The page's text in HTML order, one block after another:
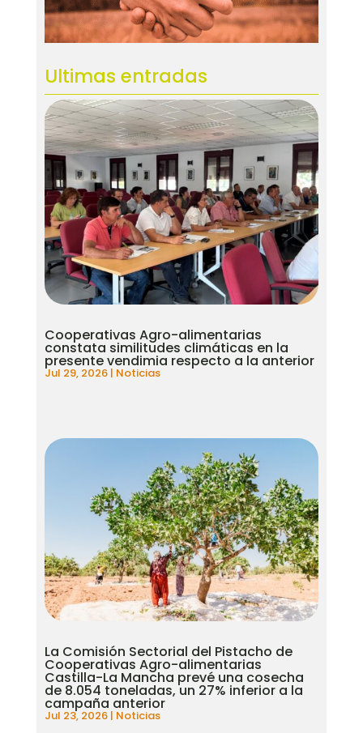
Ultimas entradas
Cooperativas Agro-alimentarias
constata similitudes climáticas en la
presente vendimia respecto a la anterior
Jul 29, 2026| Noticias
La Comisión Sectorial del Pistacho de
Cooperativas Agro-alimentarias
Castilla-La Mancha prevé una cosecha
de 8.054 toneladas, un 27% inferior a la
campaña anterior
Jul 23, 2026| Noticias